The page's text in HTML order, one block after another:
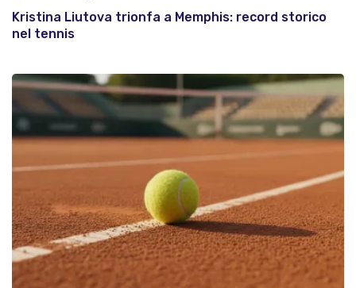
Kristina Liutova trionfa a Memphis: record storico
nel tennis